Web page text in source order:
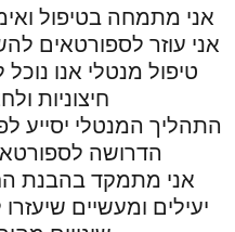
אני מתמחה בטיפול
אני עוזר לספורטאים
טיפול מנטלי אנו
חיצוניות
התהליך המנטלי יסייע
הדרושה
אני מתמקד בהבנת
יעילים ומעשיים